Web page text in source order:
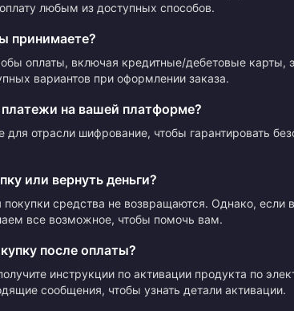
любым из доступных способов.
принимаете?
оплаты, включая кредитные/дебетовые карты,
вариантов при оформлении заказа.
на вашей платформе?
отрасли шифрование, чтобы гарантировать
или вернуть деньги?
средства не возвращаются. Однако,
все возможное, чтобы помочь вам.
после оплаты?
инструкции по активации продукта по
сообщения, чтобы узнать детали активации.